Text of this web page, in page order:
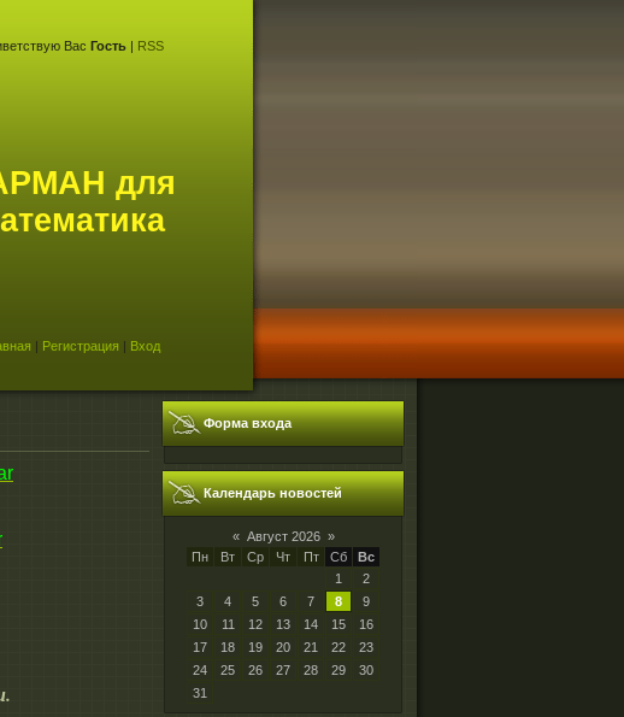
Вас Гость| RSS
для
| Регистрация | Вход
Форма входа
Календарь новостей
« Август 2026 »
Пн
Вт Ср Чт Пт Сб
Вс
1
2
3
4 5 6 7 8
9
10
11 12 13 14 15
16
17
18 19 20 21 22
23
24
25 26 27 28 29
30
31